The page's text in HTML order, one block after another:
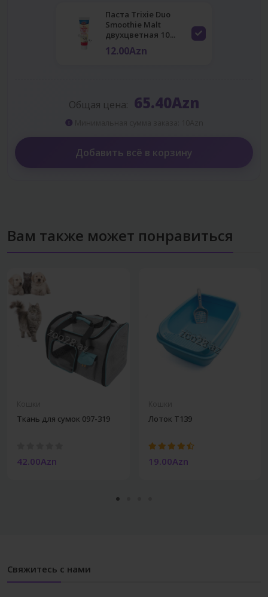
Паста Trixie Duo
Smoothie Malt
двухцветная 10...
12.00Azn
Общая цена: 65.40Azn
Добавить всё в корзину
Вам также может понравиться
Ткань для сумок 097-319
42.00Azn
Лоток T139
19.00Azn
Свяжитесь с нами